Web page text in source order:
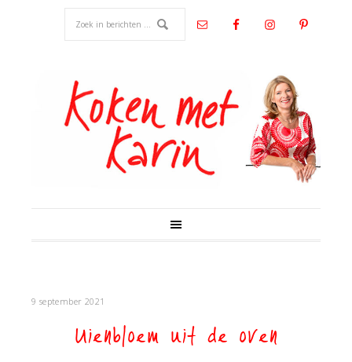
9 september 2021
Uienbloem uit de oven